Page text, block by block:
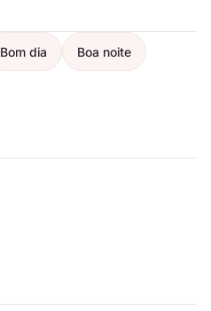
Bom dia Boa noite